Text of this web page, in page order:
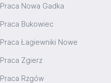
Praca Nowa Gadka
Praca Bukowiec
Praca Łagiewniki Nowe
Praca Zgierz
Praca Rzgów